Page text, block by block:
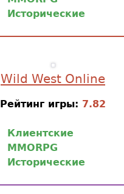
Исторические
Wild West Online
Рейтинг игры: 7.82
Клиентские
MMORPG
Исторические